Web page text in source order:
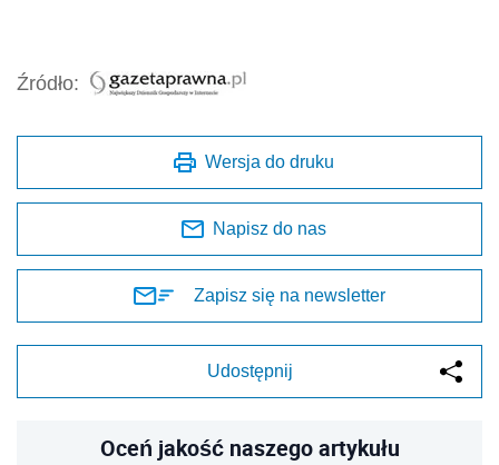
Źródło:
Wersja do druku
Napisz do nas
Zapisz się na newsletter
Udostępnij
Oceń jakość naszego artykułu